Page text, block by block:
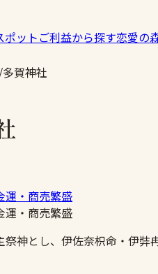
ポットご利益から探す恋愛の
/多賀神社
運・商売繁盛
運・商売繁盛
祭神とし、伊佐奈枳命・伊